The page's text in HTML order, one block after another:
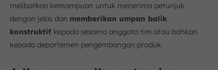
melibatkan kemampuan untuk menerima petunjuk
dengan jelas dan memberikan umpan balik
konstruktif kepada sesama anggota tim atau bahkan
kepada departemen pengembangan produk.